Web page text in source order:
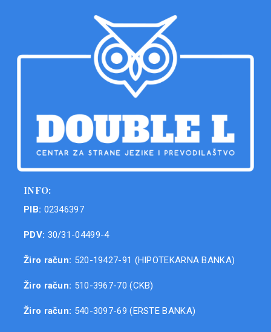
INFO:
PIB: 02346397
PDV: 30/31-04499-4
Žiro račun: 520-19427-91 (HIPOTEKARNA BANKA)
Žiro račun: 510-3967-70 (CKB)
Žiro račun: 540-3097-69 (ERSTE BANKA)